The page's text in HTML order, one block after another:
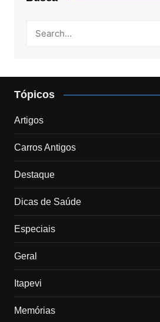
Tópicos
Artigos
Carros Antigos
Destaque
Dicas de Saúde
Especiais
Geral
Itapevi
Memórias